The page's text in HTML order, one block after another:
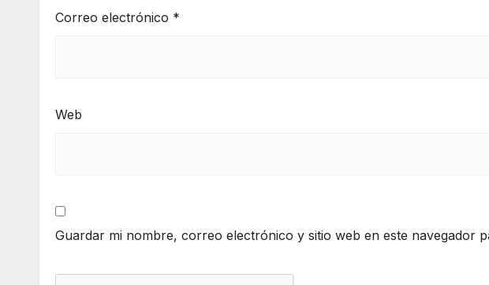
Correo electrónico *
Web
Guardar mi nombre, correo electrónico y sitio web en este navegador